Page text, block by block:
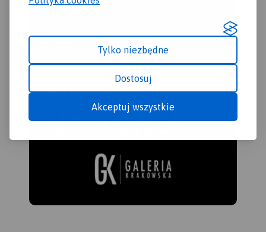
Tylko niezbędne
Dostosuj
Akceptuj wszystkie